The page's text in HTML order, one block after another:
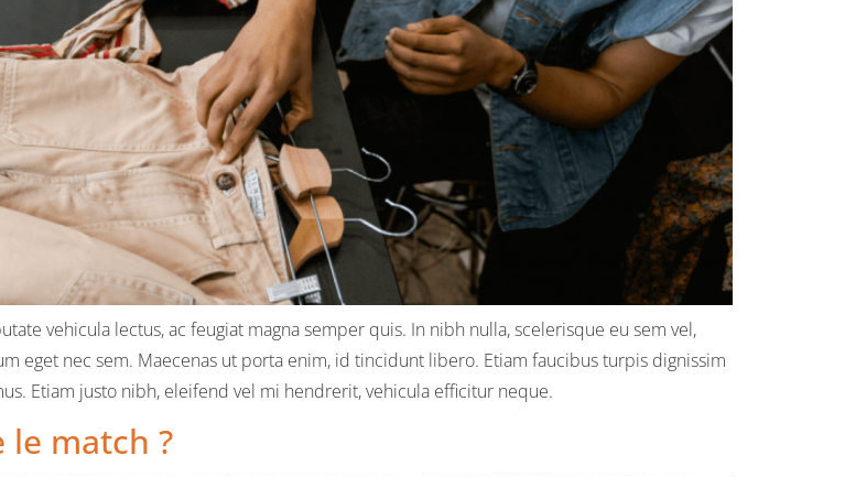
vehicula lectus, ac feugiat magna semper quis. In nibh nulla, scelerisque eu sem vel,
eget nec sem. Maecenas ut porta enim, id tincidunt libero. Etiam faucibus turpis dignissim
Etiam justo nibh, eleifend vel mi hendrerit, vehicula efficitur neque.
le match ?